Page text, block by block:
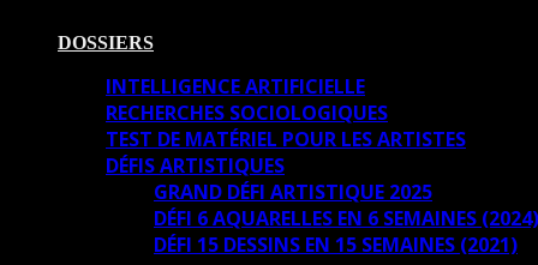
DOSSIERS
INTELLIGENCE ARTIFICIELLE
RECHERCHES SOCIOLOGIQUES
TEST DE MATÉRIEL POUR LES ARTISTES
DÉFIS ARTISTIQUES
GRAND DÉFI ARTISTIQUE 2025
DÉFI 6 AQUARELLES EN 6 SEMAINES (2024)
DÉFI 15 DESSINS EN 15 SEMAINES (2021)